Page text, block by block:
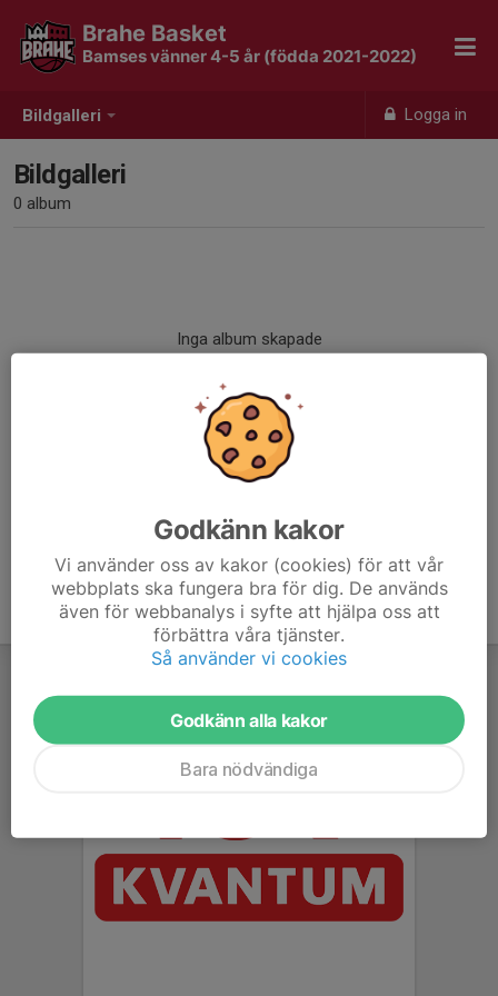
Bildgalleri Logga in
Brahe Basket
Bamses vänner 4-5 år (födda 2021-2022)
Bildgalleri
0 album
Inga album skapade
Godkänn kakor
Vi använder oss av kakor (cookies) för att vår
webbplats ska fungera bra för dig. De används
även för webbanalys i syfte att hjälpa oss att
förbättra våra tjänster.
Så använder vi cookies
Godkänn alla kakor
Bara nödvändiga